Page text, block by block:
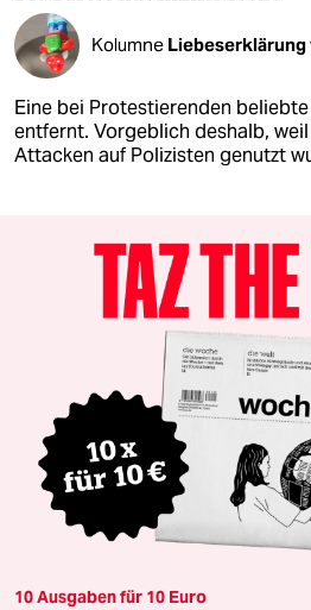
Kolumne Liebeserklärung
Eine bei Protestierenden
entfernt. Vorgeblich deshalb,
Attacken auf Polizisten genutzt
10 Ausgaben für 10 Euro